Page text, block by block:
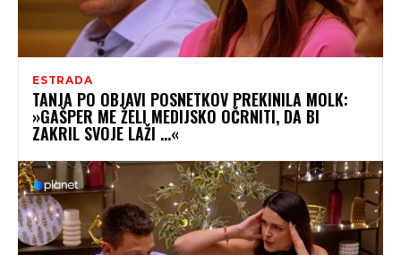
ESTRADA
TANJA PO OBJAVI POSNETKOV PREKINILA MOLK:
»GAŠPER ME ŽELI MEDIJSKO OČRNITI, DA BI
ZAKRIL SVOJE LAŽI …«